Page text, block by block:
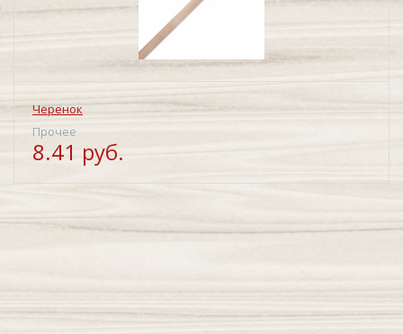
Черенок
Прочее
8.41 руб.